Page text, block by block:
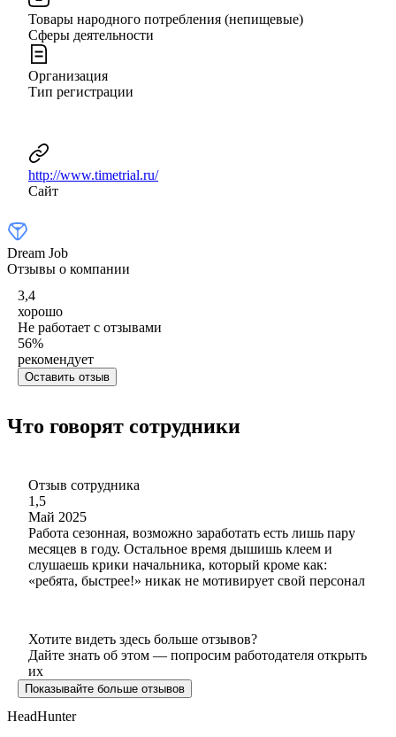
Товары народного потребления (непищевые)
Сферы деятельности
Организация
Тип регистрации
http://www.timetrial.ru/
Сайт
Dream Job
Отзывы о компании
3,4
хорошо
Не работает с отзывами
56%
рекомендует
Оставить отзыв
Что говорят сотрудники
Отзыв сотрудника
1,5
Май 2025
Работа сезонная, возможно заработать есть лишь пару
месяцев в году. Остальное время дышишь клеем и
слушаешь крики начальника, который кроме как:
«ребята, быстрее!» никак не мотивирует свой персонал
Хотите видеть здесь больше отзывов?
Дайте знать об этом — попросим работодателя открыть
их
Показывайте больше отзывов
HeadHunter